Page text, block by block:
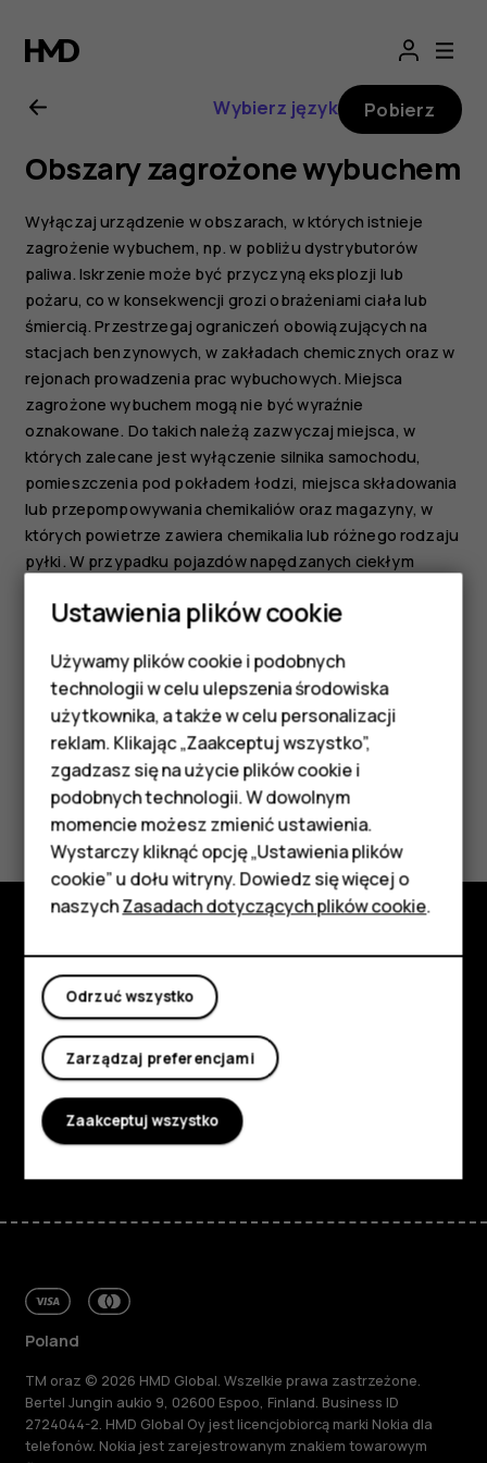
Nokia
2720
—
instrukcja
obsługi
Smartfony
Telefony z funkcjami
podstawowymi
Akcesoria
HMD Terra M
Tablety
Moje konto
Wybierz język Pobierz
Obszary zagrożone wybuchem
Wyłączaj urządzenie w obszarach, w których istnieje
zagrożenie wybuchem, np. w pobliżu dystrybutorów
paliwa. Iskrzenie może być przyczyną eksplozji lub
pożaru, co w konsekwencji grozi obrażeniami ciała lub
śmiercią. Przestrzegaj ograniczeń obowiązujących na
stacjach benzynowych, w zakładach chemicznych oraz w
rejonach prowadzenia prac wybuchowych. Miejsca
zagrożone wybuchem mogą nie być wyraźnie
oznakowane. Do takich należą zazwyczaj miejsca, w
których zalecane jest wyłączenie silnika samochodu,
pomieszczenia pod pokładem łodzi, miejsca składowania
lub przepompowywania chemikaliów oraz magazyny, w
których powietrze zawiera chemikalia lub różnego rodzaju
pyłki. W przypadku pojazdów napędzanych ciekłym
producentami, aby uzyskać informacje, czy to urządzenie
Czy te informacje były pomocne?
Tak Nie
Poznaj
Informacje
Planet and people
Wsparcie
FacebookInstagram
TiktokYoutube
Poland
TM oraz © 2026 HMD Global. Wszelkie prawa zastrzeżone.
Bertel Jungin aukio 9, 02600 Espoo, Finland. Business ID
2724044-2. HMD Global Oy jest licencjobiorcą marki Nokia dla
telefonów. Nokia jest zarejestrowanym znakiem towarowym
Ustawienia plików cookie
Używamy plików cookie i podobnych
technologii w celu ulepszenia środowiska
użytkownika, a także w celu personalizacji
reklam. Klikając „Zaakceptuj wszystko”,
zgadzasz się na użycie plików cookie i
podobnych technologii. W dowolnym
momencie możesz zmienić ustawienia.
Wystarczy kliknąć opcję „Ustawienia plików
cookie” u dołu witryny. Dowiedz się więcej o
naszychZasadach dotyczących plików cookie.
Odrzuć wszystko
Zarządzaj preferencjami
Zaakceptuj wszystko